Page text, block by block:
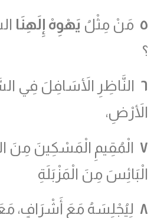
٥ مَنْ مِثْلُ يَهْوِهْ إِلَهِنَا
؟
٦ النَّاظِرِ الأَسَافِلَ فِي
الأَرْضِ،
٧ الْمُقِيمِ الْمَسْكِينَ مِنَ
الْبَائِسَ مِنَ الْمَزْبَلَةِ
٨ لِيُجْلِسَهُ مَعَ أَشْرَافٍ،